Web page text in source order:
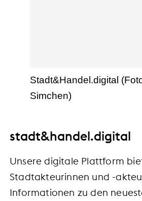
Stadt&Handel.digital
Simchen)
stadt&handel.digital
Unsere digitale Plattform
Stadtakteurinnen und -
Informationen zu den